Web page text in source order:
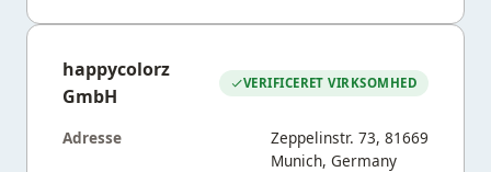
happycolorz
GmbH
VERIFICERET VIRKSOMHED
Adresse
Zeppelinstr. 73, 81669
Munich, Germany